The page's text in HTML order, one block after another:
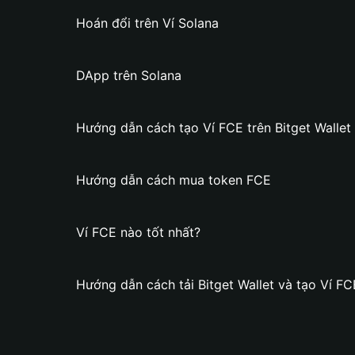
Hoán đổi trên Ví Solana
DApp trên Solana
Hướng dẫn cách tạo Ví FCE trên Bitget Wallet
Hướng dẫn cách mua token FCE
Ví FCE nào tốt nhất?
Hướng dẫn cách tải Bitget Wallet và tạo Ví